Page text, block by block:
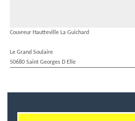
Couvreur Hautteville La Guichard
Le Grand Soulaire
50680 Saint Georges D Elle